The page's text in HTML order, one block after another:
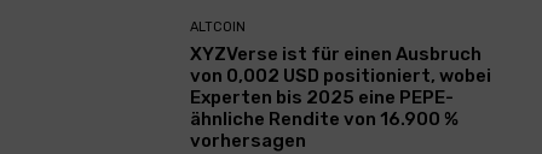
ALTCOIN
XYZVerse ist für einen Ausbruch
von 0,002 USD positioniert, wobei
Experten bis 2025 eine PEPE-
ähnliche Rendite von 16.900 %
vorhersagen